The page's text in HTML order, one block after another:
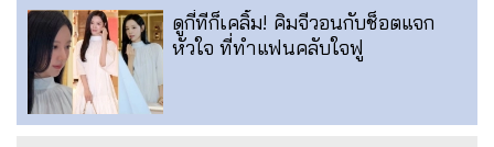
ดูกี่ทีก็เคลิ้ม! คิมจีวอนกับช็อตแจก
หัวใจ ที่ทำแฟนคลับใจฟู